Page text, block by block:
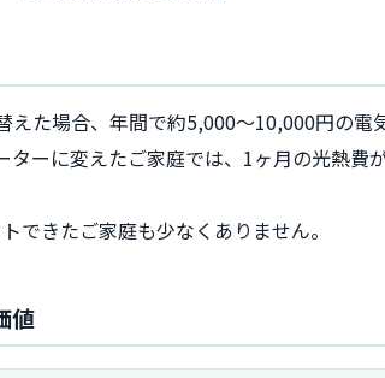
た場合、年間で約5,000〜10,000円の電
ーに変えたご家庭では、1ヶ月の光熱費
できたご家庭も少なくありません。
値